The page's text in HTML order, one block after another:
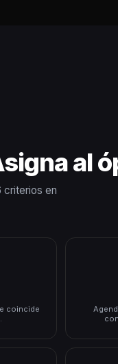
al
criterios en
coincide